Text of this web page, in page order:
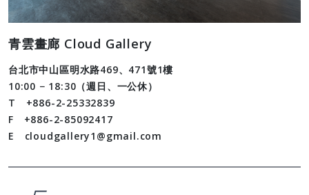
青雲畫廊 Cloud Gallery
台北市中山區明水路469、471號1樓
10:00 − 18:30（週日、一公休）
T +886-2-25332839
F +886-2-85092417
E cloudgallery1@gmail.com